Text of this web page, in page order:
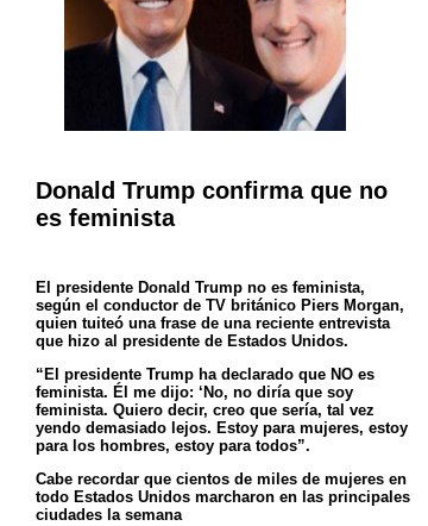
Donald Trump confirma que no
es feminista
El presidente Donald Trump no es feminista,
según el conductor de TV británico Piers Morgan,
quien tuiteó una frase de una reciente entrevista
que hizo al presidente de Estados Unidos.
“El presidente Trump ha declarado que NO es
feminista. Él me dijo: ‘No, no diría que soy
feminista. Quiero decir, creo que sería, tal vez
yendo demasiado lejos. Estoy para mujeres, estoy
para los hombres, estoy para todos”.
Cabe recordar que cientos de miles de mujeres en
todo Estados Unidos marcharon en las principales
ciudades la semana